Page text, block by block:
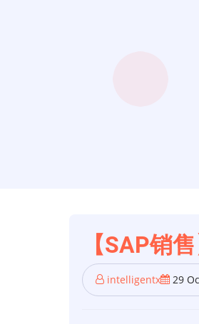
【SAP销
intelligentx 29